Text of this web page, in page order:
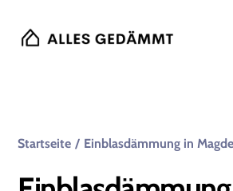
Startseite / Einblasdämmung in